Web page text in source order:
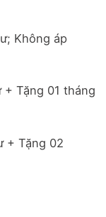
Không áp
Tặng 01 tháng
+ Tặng 02